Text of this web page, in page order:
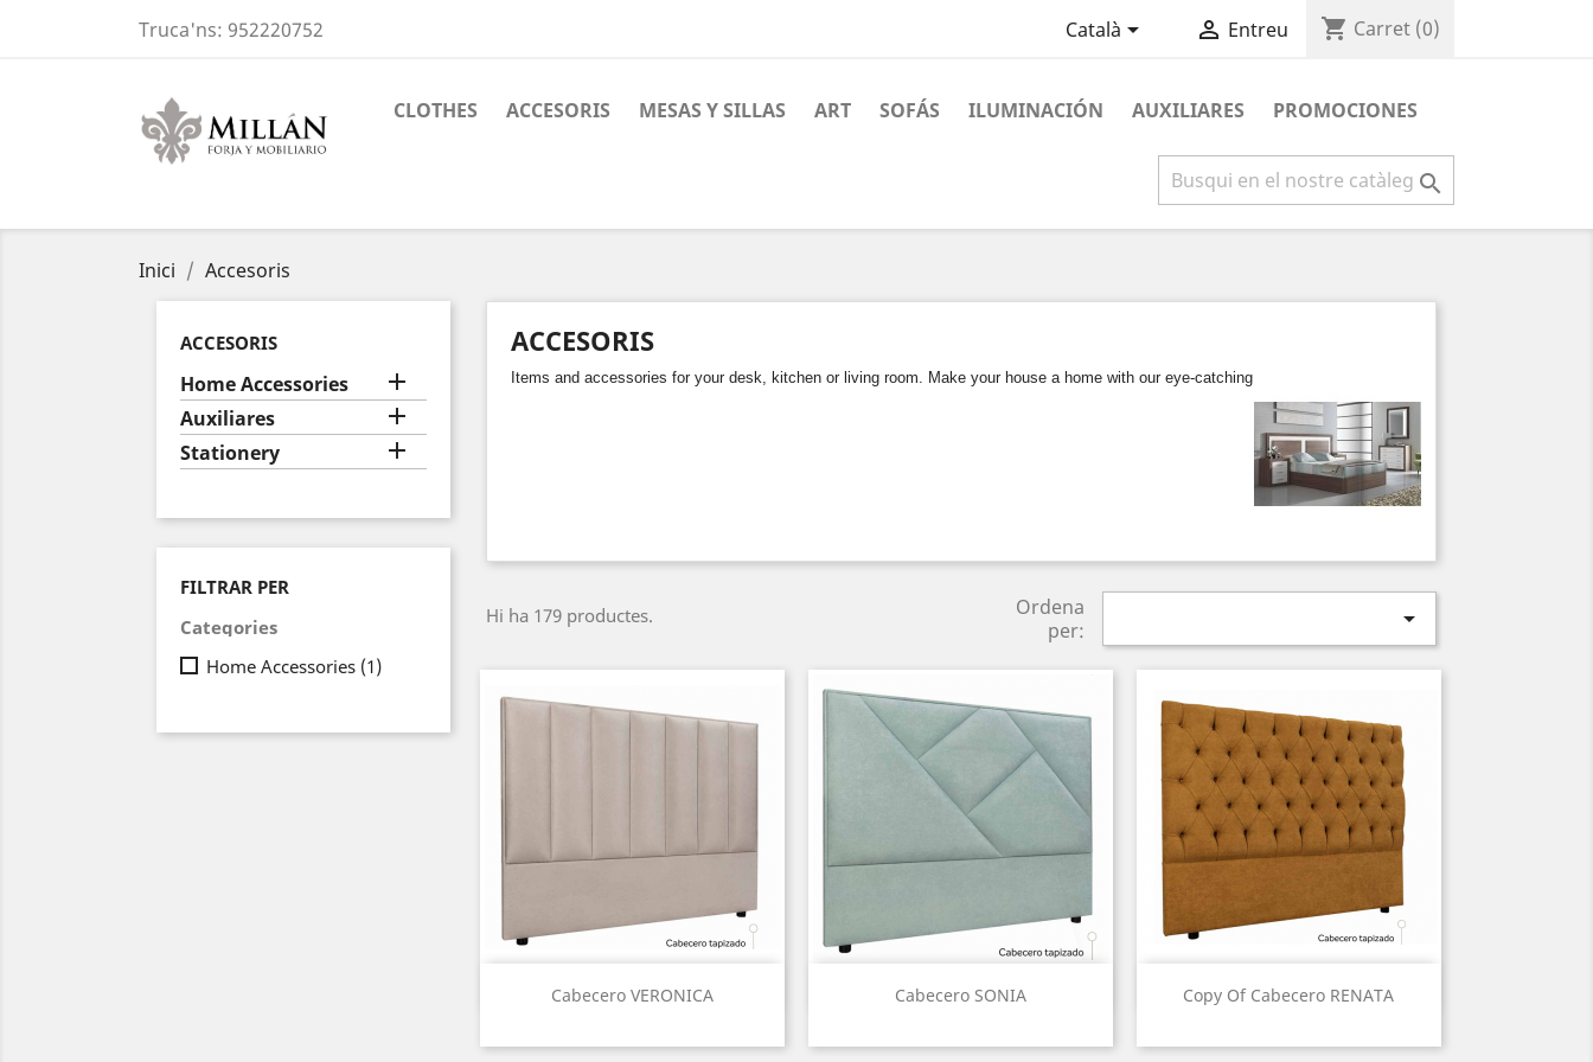
Truca'ns: 952220752 Català  Entreu shopping_cart Carret (0)
CLOTHES ACCESORIS MESAS Y SILLAS ART SOFÁS ILUMINACIÓN AUXILIARES PROMOCIONES

Inici Accesoris
ACCESORIS
Home Accessories 
Auxiliares 
Stationery 
FILTRAR PER
Categories
Home Accessories (1)
ACCESORIS
Items and accessories for your desk, kitchen or living room. Make your house a home with our eye-catching designs.
Hi ha 179 productes.
Ordena
per:

Cabecero VERONICA
Vista ràpida Cabecero SONIA
Vista ràpida Copy Of Cabecero RENATA
Vista ràpida